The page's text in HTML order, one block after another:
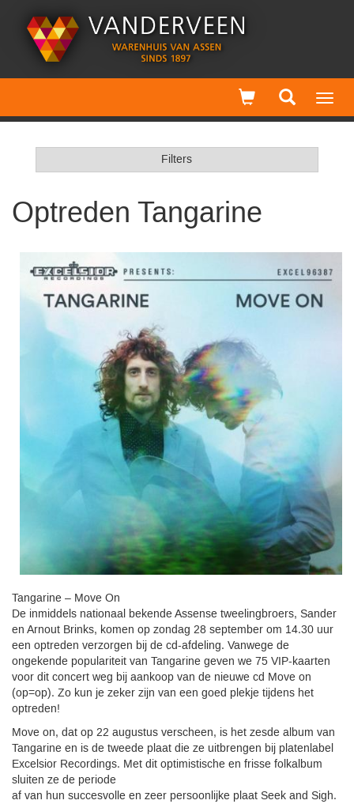
Filters
Optreden Tangarine
Tangarine – Move On
De inmiddels nationaal bekende Assense tweelingbroers, Sander
en Arnout Brinks, komen op zondag 28 september om 14.30 uur
een optreden verzorgen bij de cd-afdeling. Vanwege de
ongekende populariteit van Tangarine geven we 75 VIP-kaarten
voor dit concert weg bij aankoop van de nieuwe cd Move on
(op=op). Zo kun je zeker zijn van een goed plekje tijdens het
optreden!
Move on, dat op 22 augustus verscheen, is het zesde album van
Tangarine en is de tweede plaat die ze uitbrengen bij platenlabel
Excelsior Recordings. Met dit optimistische en frisse folkalbum
sluiten ze de periode
af van hun succesvolle en zeer persoonlijke plaat Seek and Sigh.